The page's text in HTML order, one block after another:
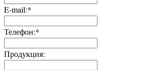
E-mail:*
Телефон:*
Продукция: